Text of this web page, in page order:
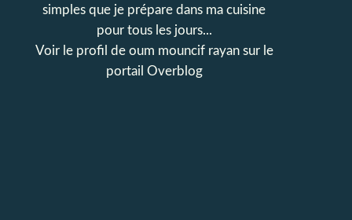
simples que je prépare dans ma cuisine
pour tous les jours...
Voir le profil de oum mouncif rayansur le
portail Overblog